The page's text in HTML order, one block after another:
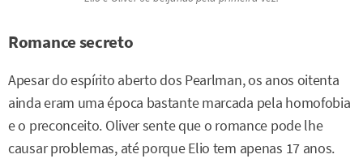
Romance secreto
Apesar do espírito aberto dos Pearlman, os anos oitenta
ainda eram uma época bastante marcada pela homofobia
e o preconceito. Oliver sente que o romance pode lhe
causar problemas, até porque Elio tem apenas 17 anos.